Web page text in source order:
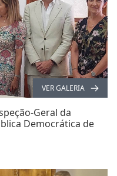
VER GALERIA
Geral da
Democrática de